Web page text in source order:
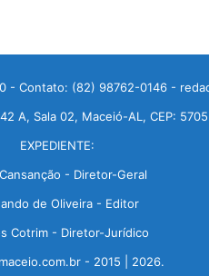
- Contato: (82) 98762-0146 -
A, Sala 02, Maceió-AL, CEP:
EXPEDIENTE:
- Diretor-Geral
de Oliveira - Editor
Cotrim - Diretor-Jurídico
- 2015 | 2026.